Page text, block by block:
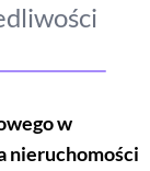
w
nieruchomości